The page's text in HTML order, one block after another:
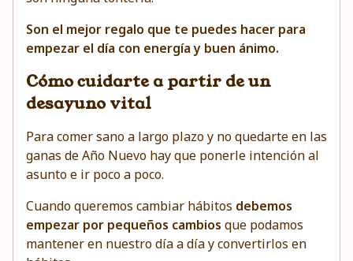
Son el mejor regalo que te puedes hacer para
empezar el día con energía y buen ánimo.
Cómo cuidarte a partir de un
desayuno vital
Para comer sano a largo plazo y no quedarte en las
ganas de Año Nuevo hay que ponerle intención al
asunto e ir poco a poco.
Cuando queremos cambiar hábitos debemos
empezar por pequeños cambios que podamos
mantener en nuestro día a día y convertirlos en